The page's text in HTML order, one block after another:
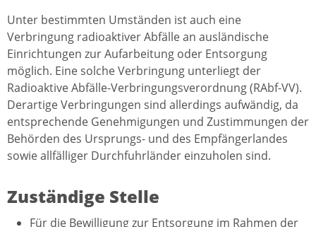
Unter bestimmten Umständen ist auch eine
Verbringung radioaktiver Abfälle an ausländische
Einrichtungen zur Aufarbeitung oder Entsorgung
möglich. Eine solche Verbringung unterliegt der
Radioaktive Abfälle-Verbringungsverordnung (RAbf-VV).
Derartige Verbringungen sind allerdings aufwändig, da
entsprechende Genehmigungen und Zustimmungen der
Behörden des Ursprungs- und des Empfängerlandes
sowie allfälliger Durchfuhrländer einzuholen sind.
Zuständige Stelle
Für die Bewilligung zur Entsorgung im Rahmen der